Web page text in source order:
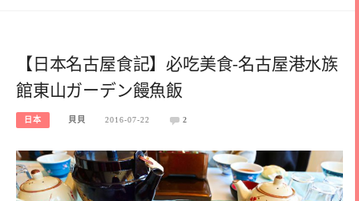
【日本名古屋食記】必吃美食-名古屋港水族
館東山ガーデン饅魚飯
日本 貝貝 2016-07-22 2